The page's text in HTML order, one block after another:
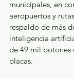
municipales, en
aeropuertos y
respaldo de más
inteligencia
de 49 mil botones
placas.